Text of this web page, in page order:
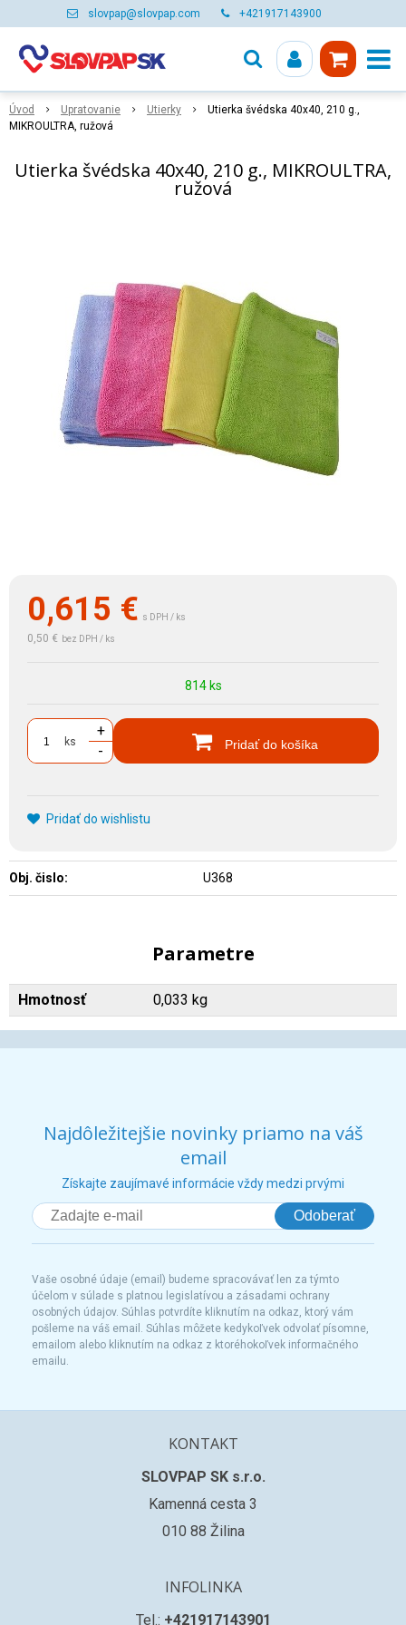
slovpap@slovpap.com +421917143900
Úvod Upratovanie Utierky
Utierka švédska 40x40, 210 g.,
MIKROULTRA, ružová
Utierka švédska 40x40, 210 g., MIKROULTRA,
ružová
0,615 € s DPH / ks
0,50 € bez DPH / ks
814 ks
ks
+
-
Pridať do košíka
Pridať do wishlistu
Obj. čislo: U368
Parametre
Hmotnosť 0,033 kg
Najdôležitejšie novinky priamo na váš
email
Získajte zaujímavé informácie vždy medzi prvými
Odoberať
Vaše osobné údaje (email) budeme spracovávať len za týmto
účelom v súlade s platnou legislatívou a zásadami ochrany
osobných údajov. Súhlas potvrdíte kliknutím na odkaz, ktorý vám
pošleme na váš email. Súhlas môžete kedykoľvek odvolať písomne,
emailom alebo kliknutím na odkaz z ktoréhokoľvek informačného
emailu.
KONTAKT
SLOVPAP SK s.r.o.
Kamenná cesta 3
010 88 Žilina
INFOLINKA
Tel.: +421917143901